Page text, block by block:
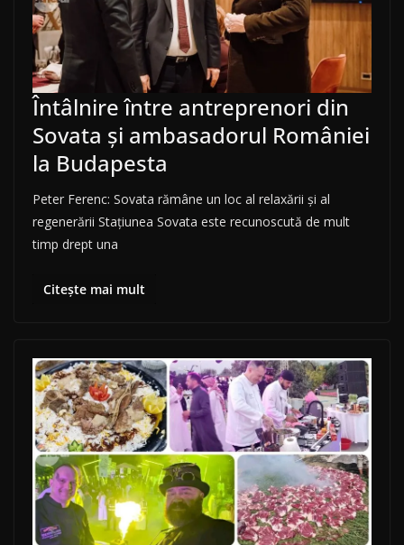
Întâlnire între antreprenori din
Sovata și ambasadorul României
la Budapesta
Peter Ferenc: Sovata rămâne un loc al relaxării și al
regenerării Stațiunea Sovata este recunoscută de mult
timp drept una
Citește mai mult